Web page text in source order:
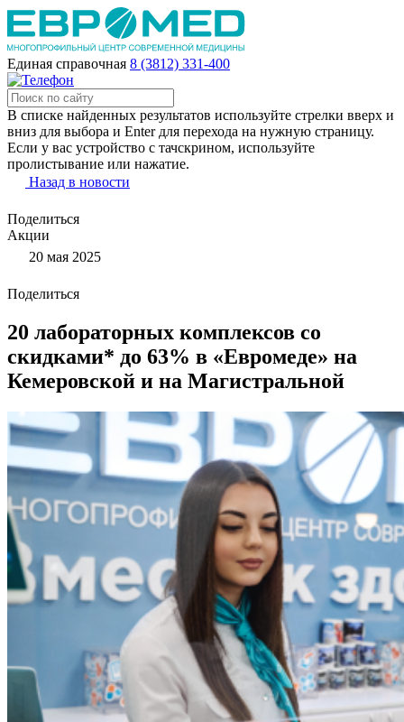
Единая справочная 8 (3812) 331-400
В списке найденных результатов используйте стрелки вверх и
вниз для выбора и Enter для перехода на нужную страницу.
Если у вас устройство с тачскрином, используйте
пролистывание или нажатие.
Назад в новости
Поделиться
Акции
20 мая 2025
Поделиться
20 лабораторных комплексов со
скидками* до 63% в «Евромеде» на
Кемеровской и на Магистральной